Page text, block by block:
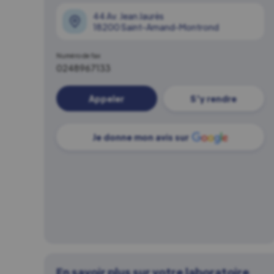
44 Av. Jean Jaurès
18200 Saint-Amand-Montrond
Numéro de fax
0248967133
Appeler S'y rendre
Je donne mon avis sur